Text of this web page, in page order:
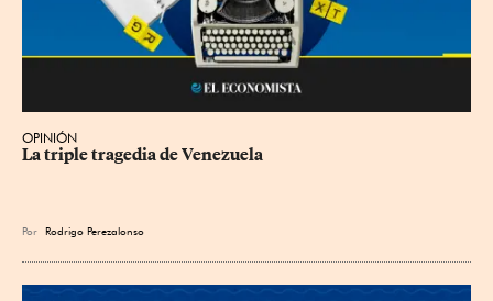
OPINIÓN
La triple tragedia de Venezuela
Por Rodrigo Perezalonso